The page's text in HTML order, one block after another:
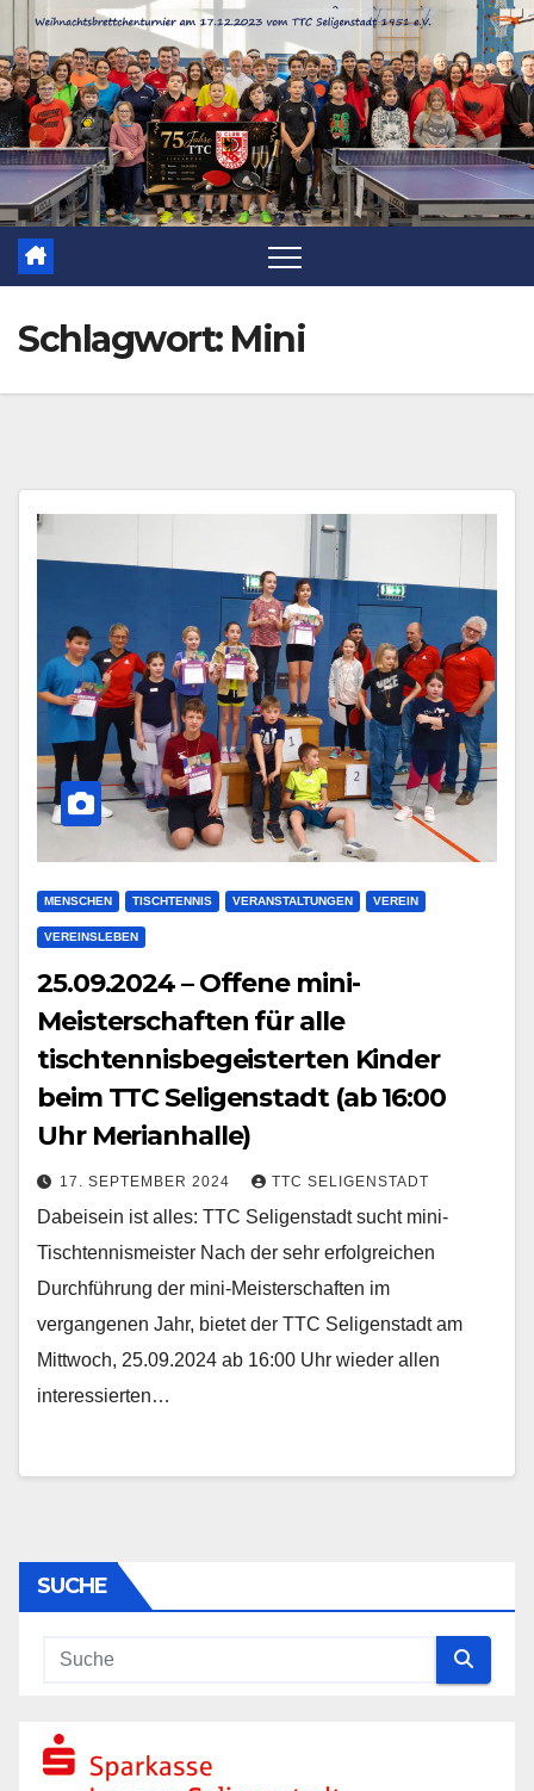
Zum
Inhalt
springen
Schlagwort: Mini
MENSCHEN TISCHTENNIS VERANSTALTUNGEN VEREIN
VEREINSLEBEN
25.09.2024 – Offene mini-
Meisterschaften für alle
tischtennisbegeisterten Kinder
beim TTC Seligenstadt (ab 16:00
Uhr Merianhalle)
17. SEPTEMBER 2024 TTC SELIGENSTADT
Dabeisein ist alles: TTC Seligenstadt sucht mini-
Tischtennismeister Nach der sehr erfolgreichen
Durchführung der mini-Meisterschaften im
vergangenen Jahr, bietet der TTC Seligenstadt am
Mittwoch, 25.09.2024 ab 16:00 Uhr wieder allen
interessierten…
SUCHE